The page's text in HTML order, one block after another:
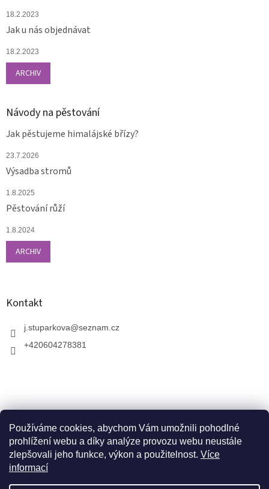
Používáme cookies, abychom Vám umožnili pohodlné
prohlížení webu a díky analýze provozu webu neustále
zlepšovali jeho funkce, výkon a použitelnost. Více
informacíV zahradnictví je možné osobně vybírat stromy a
18.2.2023
Jak u nás objednávat
18.2.2023
ARCHIV
Návody na pěstování
Jak pěstujeme himalájské břízy?
23.7.2026
Výsadba stromů
1.8.2025
Pěstování růží
1.8.2024
ARCHIV
Kontakt
j.stuparkova@seznam.cz
+420604278381